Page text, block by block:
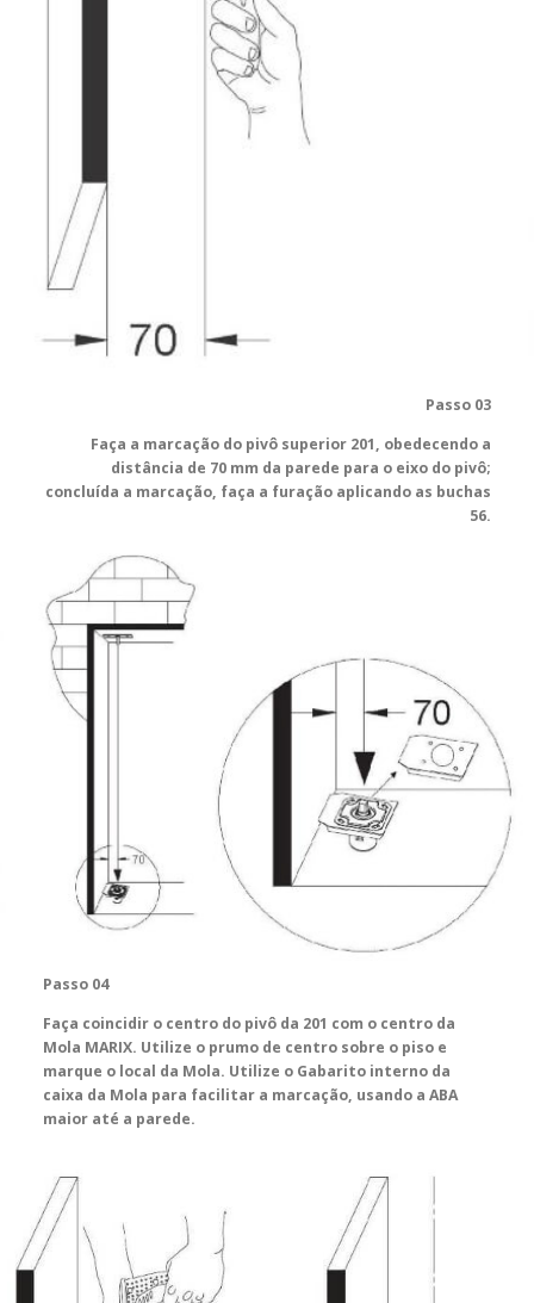
Passo 03
Faça a marcação do pivô superior 201, obedecendo a
distância de 70 mm da parede para o eixo do pivô;
concluída a marcação, faça a furação aplicando as buchas
56.
Passo 04
Faça coincidir o centro do pivô da 201 com o centro da
Mola MARIX. Utilize o prumo de centro sobre o piso e
marque o local da Mola. Utilize o Gabarito interno da
caixa da Mola para facilitar a marcação, usando a ABA
maior até a parede.